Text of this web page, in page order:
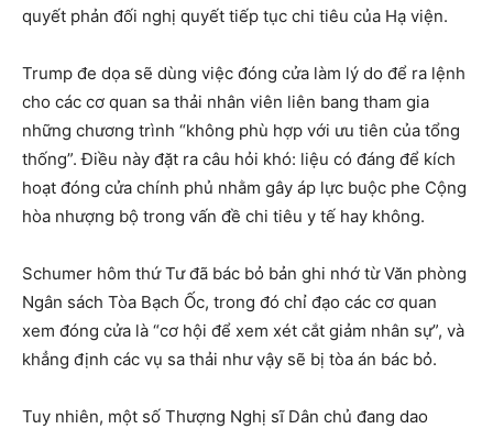
quyết phản đối nghị quyết tiếp tục chi tiêu của Hạ viện.
Trump đe dọa sẽ dùng việc đóng cửa làm lý do để ra lệnh
cho các cơ quan sa thải nhân viên liên bang tham gia
những chương trình “không phù hợp với ưu tiên của tổng
thống”. Điều này đặt ra câu hỏi khó: liệu có đáng để kích
hoạt đóng cửa chính phủ nhằm gây áp lực buộc phe Cộng
hòa nhượng bộ trong vấn đề chi tiêu y tế hay không.
Schumer hôm thứ Tư đã bác bỏ bản ghi nhớ từ Văn phòng
Ngân sách Tòa Bạch Ốc, trong đó chỉ đạo các cơ quan
xem đóng cửa là “cơ hội để xem xét cắt giảm nhân sự”, và
khẳng định các vụ sa thải như vậy sẽ bị tòa án bác bỏ.
Tuy nhiên, một số Thượng Nghị sĩ Dân chủ đang dao